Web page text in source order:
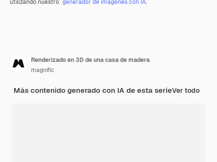
utilizando nuestro generador de imágenes con IA.
Renderizado en 3D de una casa de madera
magnific
Más contenido generado con IA de esta serieVer todo